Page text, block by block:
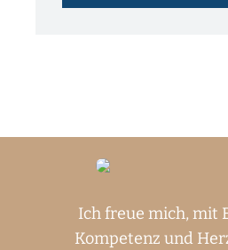
Ich freue mich, mit
Kompetenz und